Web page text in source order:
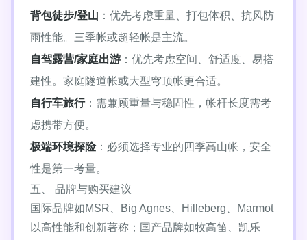
背包徒步/登山 ：优先考虑重量、打包体积、抗风防
雨性能。三季帐或超轻帐是主流。
自驾露营/家庭出游 ：优先考虑空间、舒适度、易搭
建性。家庭隧道帐或大型穹顶帐更合适。
自行车旅行：需兼顾重量与稳固性，帐杆长度需考
虑携带方便。
极端环境探险：必须选择专业的四季高山帐，安全
性是第一考量。
五、 品牌与购买建议
国际品牌如MSR、Big Agnes、Hilleberg、Marmot
以高性能和创新著称；国产品牌如牧高笛、凯乐